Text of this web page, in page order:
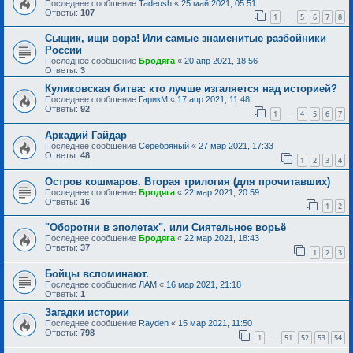
Последнее сообщение Tadeush « 25 май 2021, 05:51
Ответы: 107 1 5 6 7 8
Сыщик, ищи вора! Или самые знаменитые разбойники
России
Последнее сообщение Бродяга« 20 апр 2021, 18:56
Ответы: 3
Куликовская битва: кто лучше изгаляется над историей?
Последнее сообщение ГарикМ « 17 апр 2021, 11:48
Ответы: 92 1 4 5 6 7
Аркадий Гайдар
Последнее сообщение Серебряный « 27 мар 2021, 17:33
Ответы: 48 1 2 3 4
Остров кошмаров. Вторая трилогия (для прочитавших)
Последнее сообщение Бродяга « 22 мар 2021, 20:59
Ответы: 16 1 2
"Оборотни в эполетах", или Сиятельное ворьё
Последнее сообщение Бродяга « 22 мар 2021, 18:43
Ответы: 37 1 2 3
Бойцы вспоминают.
Последнее сообщение ЛАМ « 16 мар 2021, 21:18
Ответы: 1
Загадки истории
Последнее сообщение Rayden « 15 мар 2021, 11:50
Ответы: 798 1 … 51 52 53 54